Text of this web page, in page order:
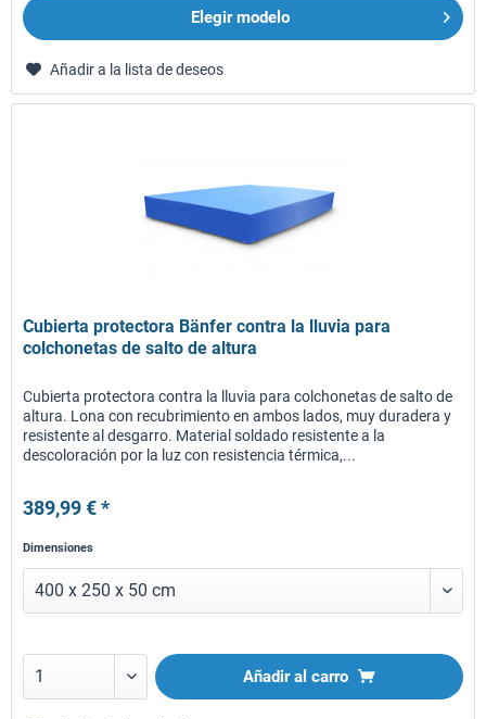
Elegir modelo
Añadir a la lista de deseos
Cubierta protectora Bänfer contra la lluvia para
colchonetas de salto de altura
Cubierta protectora contra la lluvia para colchonetas de salto de
altura. Lona con recubrimiento en ambos lados, muy duradera y
resistente al desgarro. Material soldado resistente a la
descoloración por la luz con resistencia térmica,...
389,99 € *
Dimensiones
Añadir al carro